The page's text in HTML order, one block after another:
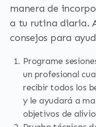
manera de
a tu rutina diaria.
consejos para
Programe
un profesional
recibir todos los
y le ayudará a
objetivos de